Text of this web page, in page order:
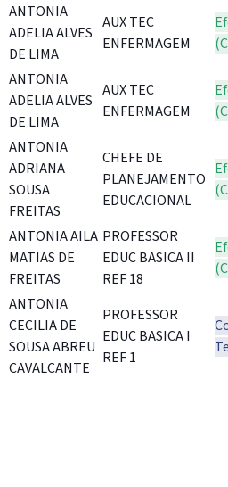
ANTONIA
ADELIA ALVES
DE LIMA
AUX TEC
ENFERMAGEM
ANTONIA
ADELIA ALVES
DE LIMA
AUX TEC
ENFERMAGEM
ANTONIA
ADRIANA
SOUSA
FREITAS
CHEFE DE
PLANEJAMENTO
EDUCACIONAL
ANTONIA AILA
MATIAS DE
FREITAS
PROFESSOR
EDUC BASICA II
REF 18
ANTONIA
CECILIA DE
SOUSA ABREU
CAVALCANTE
PROFESSOR
EDUC BASICA I
REF 1